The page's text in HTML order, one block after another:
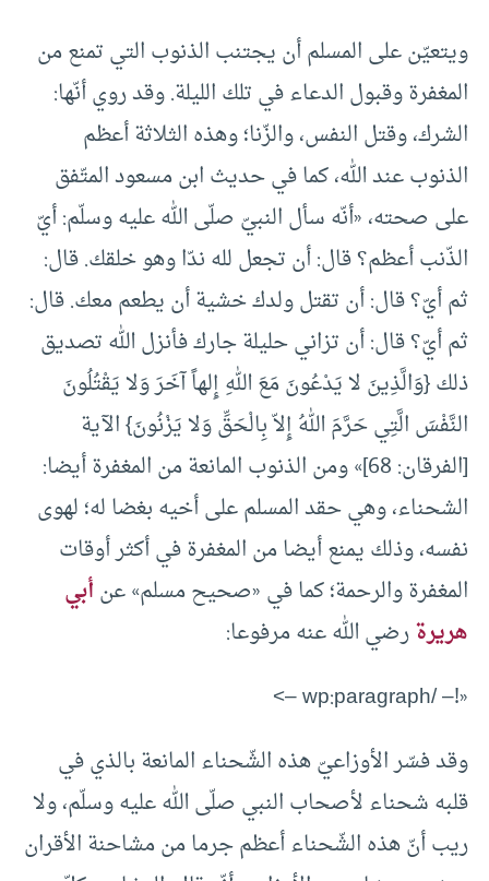
ويتعيّن على المسلم أن يجتنب الذنوب التي تمنع من
المغفرة وقبول الدعاء في تلك الليلة. وقد روي أنّها:
الشرك، وقتل النفس، والزّنا؛ وهذه الثلاثة أعظم
الذنوب عند الله، كما في حديث ابن مسعود المتّفق
على صحته، «أنّه سأل النبيّ صلّى الله عليه وسلّم: أيّ
الذّنب أعظم؟ قال: أن تجعل لله ندّا وهو خلقك. قال:
ثم أيّ؟ قال: أن تقتل ولدك خشية أن يطعم معك. قال:
ثم أيّ؟ قال: أن تزاني حليلة جارك فأنزل الله تصديق
ذلك {وَالَّذِينَ لا يَدْعُونَ مَعَ اللهِ إِلهاً آخَرَ وَلا يَقْتُلُونَ
النَّفْسَ الَّتِي حَرَّمَ اللهُ إِلاّ بِالْحَقِّ وَلا يَزْنُونَ} الآية
[الفرقان: 68]» ومن الذنوب المانعة من المغفرة أيضا:
الشحناء، وهي حقد المسلم على أخيه بغضا له؛ لهوى
نفسه، وذلك يمنع أيضا من المغفرة في أكثر أوقات
المغفرة والرحمة؛ كما في «صحيح مسلم» عنأبي
هريرةرضي الله عنه مرفوعا:
«!– /wp:paragraph –>
وقد فسّر الأوزاعيّ هذه الشّحناء المانعة بالذي في
قلبه شحناء لأصحاب النبي صلّى الله عليه وسلّم، ولا
ريب أنّ هذه الشّحناء أعظم جرما من مشاحنة الأقران